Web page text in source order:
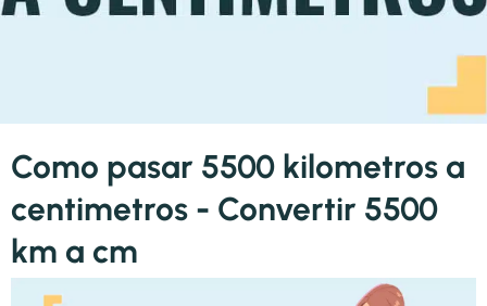
Como pasar 5500 kilometros a
centimetros - Convertir 5500
km a cm